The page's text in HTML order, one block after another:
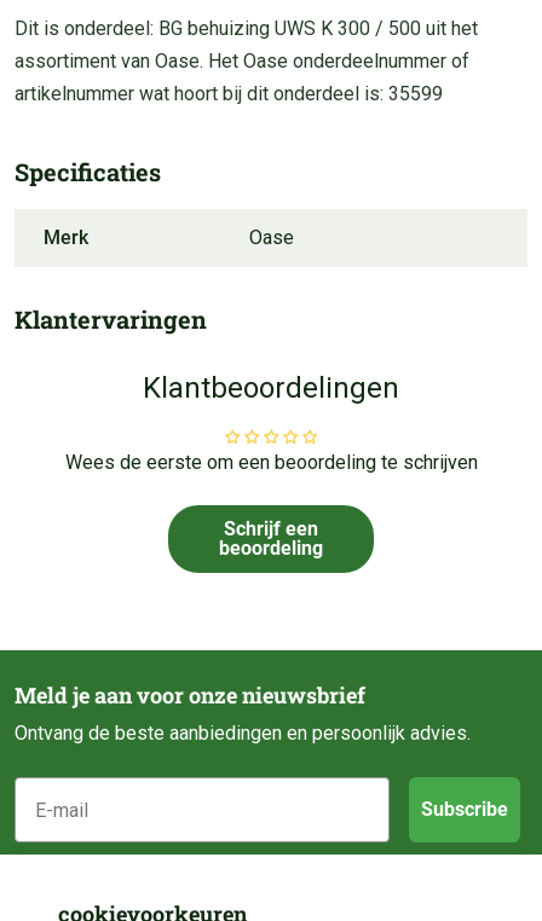
Dit is onderdeel: BG behuizing UWS K 300 / 500 uit het
assortiment van Oase. Het Oase onderdeelnummer of
artikelnummer wat hoort bij dit onderdeel is: 35599
Specificaties
Merk Oase
Klantervaringen
Klantbeoordelingen
Wees de eerste om een beoordeling te schrijven
Schrijf een
beoordeling
Meld je aan voor onze nieuwsbrief
Ontvang de beste aanbiedingen en persoonlijk advies.
E-mail
Subscribe
Klantenservice
cookievoorkeuren